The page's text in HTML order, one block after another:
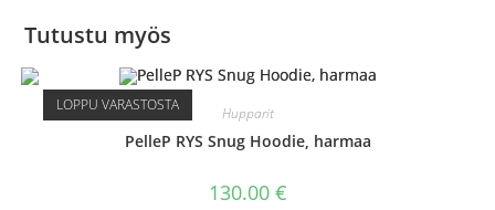
Tutustu myös
LOPPU VARASTOSTA Hupparit
PelleP RYS Snug Hoodie, harmaa
130.00 €